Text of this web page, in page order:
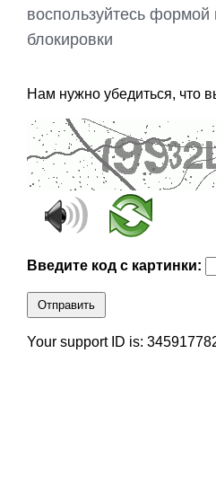
воспользуйтесь
блокировки
Нам нужно убедиться, что
Введите код с картинки:
Отправить
Your support ID is: